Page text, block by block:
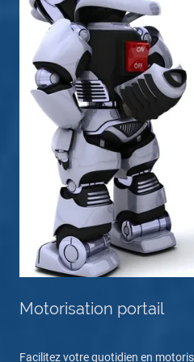
Motorisation portail
Facilitez votre quotidien en